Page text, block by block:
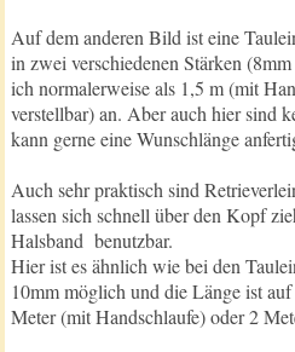
Auf dem anderen Bild ist eine
in zwei verschiedenen Stärken
ich normalerweise als 1,5 m (mit
verstellbar) an. Aber auch hier sind
kann gerne eine Wunschlänge
Auch sehr praktisch sind
lassen sich schnell über den Kopf
Halsband benutzbar.
Hier ist es ähnlich wie bei den
10mm möglich und die Länge ist
Meter (mit Handschlaufe) oder 2